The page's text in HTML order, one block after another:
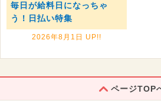
毎日が給料日になっちゃ
う！日払い特集
2026年8月1日 UP!!
ページTOP